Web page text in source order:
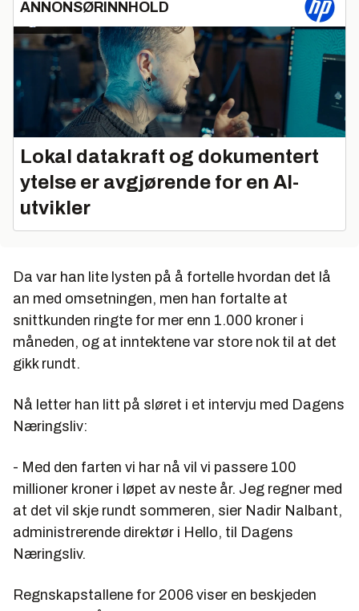
ANNONSØRINNHOLD
Lokal datakraft og dokumentert
ytelse er avgjørende for en AI-
utvikler
Da var han lite lysten på å fortelle hvordan det lå
an med omsetningen, men han fortalte at
snittkunden ringte for mer enn 1.000 kroner i
måneden, og at inntektene var store nok til at det
gikk rundt.
Nå letter han litt på sløret i et intervju med Dagens
Næringsliv:
- Med den farten vi har nå vil vi passere 100
millioner kroner i løpet av neste år. Jeg regner med
at det vil skje rundt sommeren, sier Nadir Nalbant,
administrerende direktør i Hello, til Dagens
Næringsliv.
Regnskapstallene for 2006 viser en beskjeden